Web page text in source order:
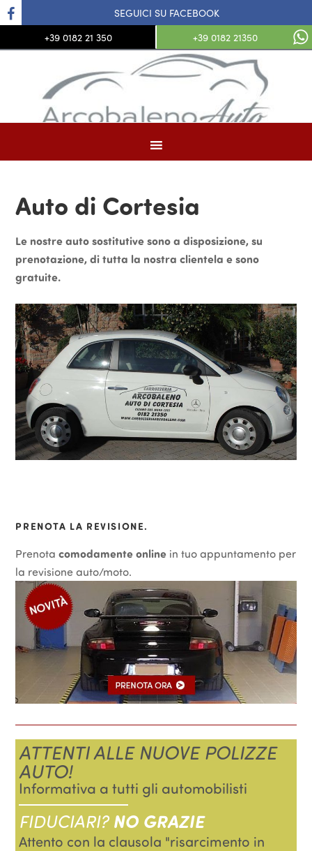
SEGUICI SU FACEBOOK
+39 0182 21 350
+39 0182 21350
Auto di Cortesia
Le nostre auto sostitutive sono a disposizione, su
prenotazione, di tutta la nostra clientela e sono
gratuite.
PRENOTA LA REVISIONE.
Prenotacomodamente online in tuo appuntamento per
la revisione auto/moto.
ATTENTI ALLE NUOVE POLIZZE
AUTO!
Informativa a tutti gli automobilisti
FIDUCIARI?NO GRAZIE
Attento con la clausola "risarcimento in